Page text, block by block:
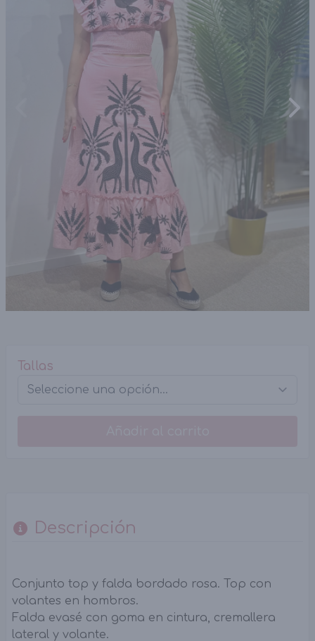
Tallas
Descripción
Conjunto top y falda bordado rosa. Top con
volantes en hombros.
Falda evasé con goma en cintura, cremallera
lateral y volante.